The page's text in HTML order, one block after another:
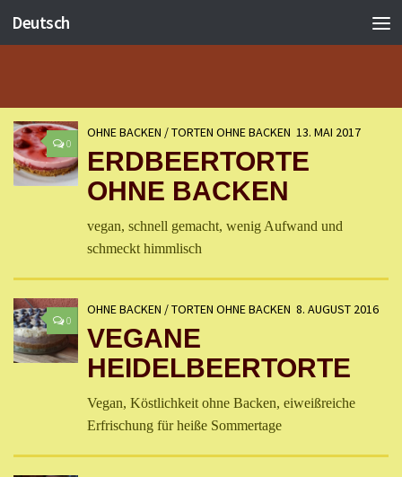
Deutsch
0
OHNE BACKEN /TORTEN OHNE BACKEN 13. MAI 2017
ERDBEERTORTE
OHNE BACKEN
vegan, schnell gemacht, wenig Aufwand und
schmeckt himmlisch
0
OHNE BACKEN /TORTEN OHNE BACKEN 8. AUGUST 2016
VEGANE
HEIDELBEERTORTE
Vegan, Köstlichkeit ohne Backen, eiweißreiche
Erfrischung für heiße Sommertage